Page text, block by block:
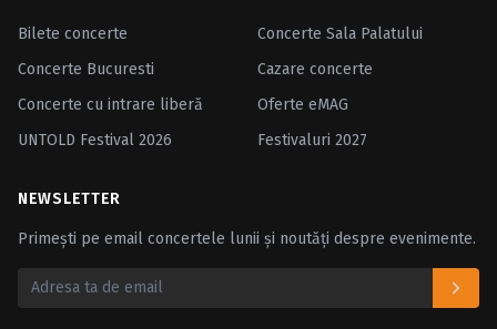
Bilete concerte
Concerte Sala Palatului
Concerte Bucuresti
Cazare concerte
Concerte cu intrare liberă
Oferte eMAG
UNTOLD Festival 2026
Festivaluri 2027
NEWSLETTER
Primești pe email concertele lunii și noutăți despre evenimente.